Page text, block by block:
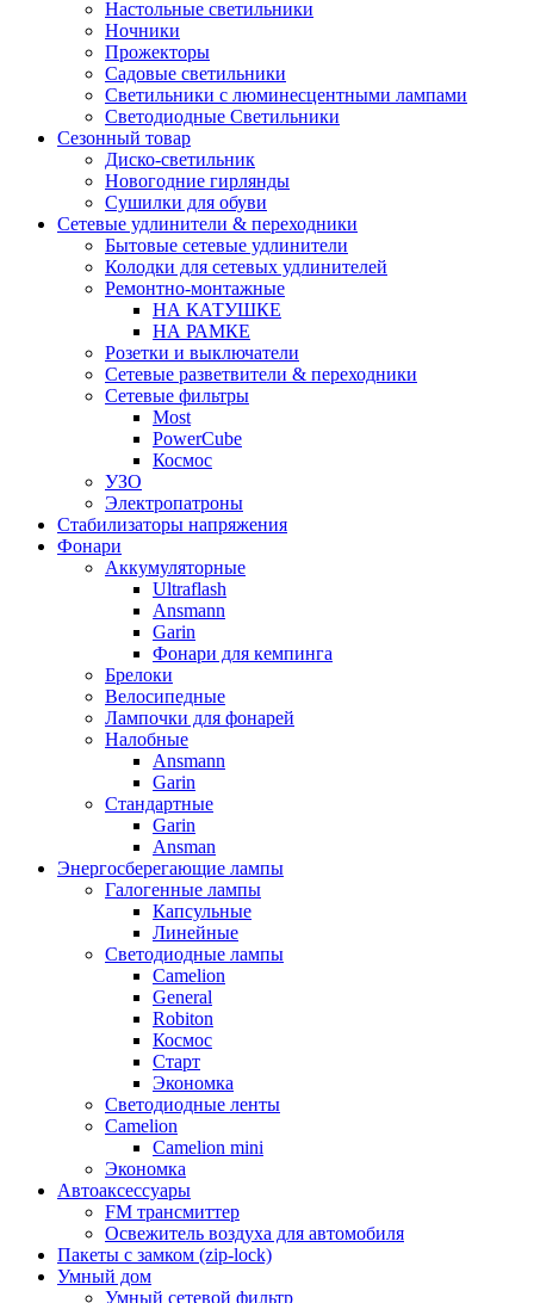
Настольные светильники
Ночники
Прожекторы
Садовые светильники
Светильники с люминесцентными лампами
Светодиодные Светильники
Сезонный товар
Диско-светильник
Новогодние гирлянды
Сушилки для обуви
Сетевые удлинители & переходники
Бытовые сетевые удлинители
Колодки для сетевых удлинителей
Ремонтно-монтажные
НА КАТУШКЕ
НА РАМКЕ
Розетки и выключатели
Сетевые разветвители & переходники
Сетевые фильтры
Most
PowerCube
Космос
УЗО
Электропатроны
Стабилизаторы напряжения
Фонари
Аккумуляторные
Ultraflash
Ansmann
Garin
Фонари для кемпинга
Брелоки
Велосипедные
Лампочки для фонарей
Налобные
Ansmann
Garin
Стандартные
Garin
Ansman
Энергосберегающие лампы
Галогенные лампы
Капсульные
Линейные
Светодиодные лампы
Camelion
General
Robiton
Космос
Старт
Экономка
Светодиодные ленты
Camelion
Camelion mini
Экономка
Автоаксессуары
FM трансмиттер
Освежитель воздуха для автомобиля
Пакеты с замком (zip-lock)
Умный дом
Умный сетевой фильтр